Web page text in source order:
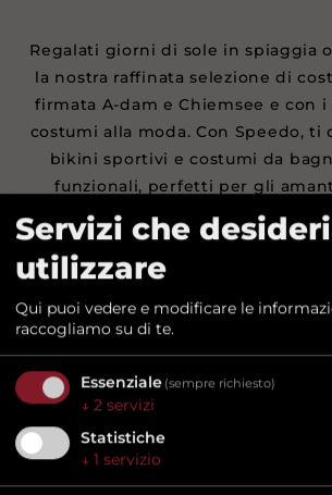
Regalati giorni di sole in spiaggia
la nostra raffinata selezione di
firmata A-dam e Chiemsee e con
costumi alla moda. Con Speedo, ti
bikini sportivi e costumi da
funzionali, perfetti per gli
Servizi che
utilizzare
Qui puoi vedere e modificare le
raccogliamo su di te.
Essenziale (sempre richiesto)
↓ 2 servizi
Statistiche
↓ 1 servizio